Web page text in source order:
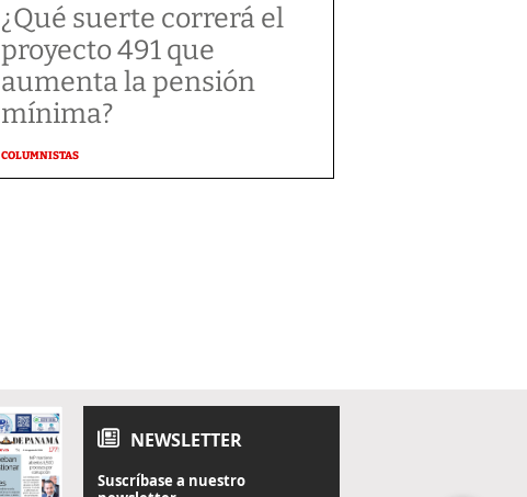
¿Qué suerte correrá el
proyecto 491 que
aumenta la pensión
mínima?
COLUMNISTAS
NEWSLETTER
Suscríbase a nuestro